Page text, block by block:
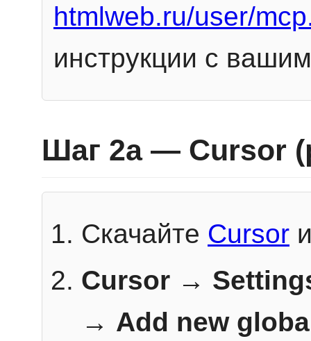
htmlweb.ru/user/
инструкции с
Шаг 2a — Cursor
Скачайте Cursor
Cursor →
→ Add new